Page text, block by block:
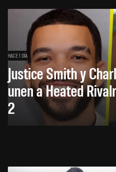
HACE 1 DÍA
Justice Smith y
unen a Heated
2